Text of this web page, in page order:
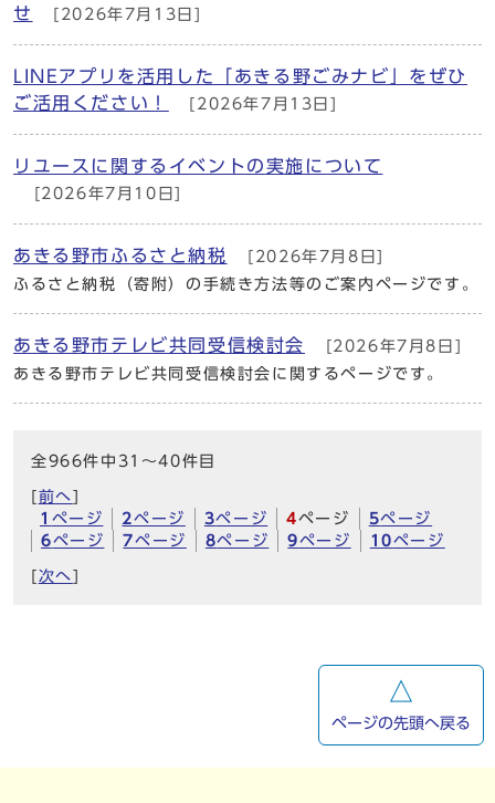
せ
[2026年7月13日]
LINEアプリを活用した「あきる野ごみナビ」をぜひ
ご活用ください！
[2026年7月13日]
リユースに関するイベントの実施について
[2026年7月10日]
あきる野市ふるさと納税
[2026年7月8日]
ふるさと納税（寄附）の手続き方法等のご案内ページです。
あきる野市テレビ共同受信検討会
[2026年7月8日]
あきる野市テレビ共同受信検討会に関するページです。
全966件中31～40件目
前へ
1 ページ 2ページ 3ページ 4ページ 5ページ
6ページ 7ページ 8ページ 9ページ 10ページ
次へ
ページの先頭へ戻る